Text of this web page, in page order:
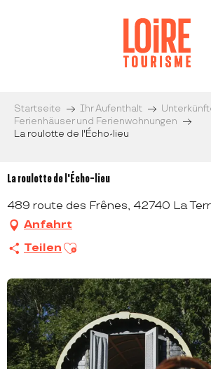
Startseite Ihr Aufenthalt
Ferienhäuser und Ferienwohnungen
La roulotte de l'Écho-lieu
La roulotte de l'Écho-lieu
489 route des Frênes, 42740 La
Anfahrt
Teilen Ajouter aux favoris